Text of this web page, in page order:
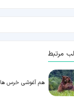
مرتبط
هم آغوشی خرس ها